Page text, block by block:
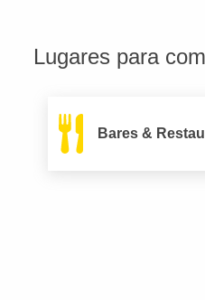
Lugares para
Bares &